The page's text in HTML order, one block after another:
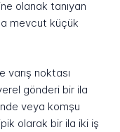
olanak tanıyan
mevcut küçük
varış noktası
gönderi bir ila
veya komşu
olarak bir ila iki iş